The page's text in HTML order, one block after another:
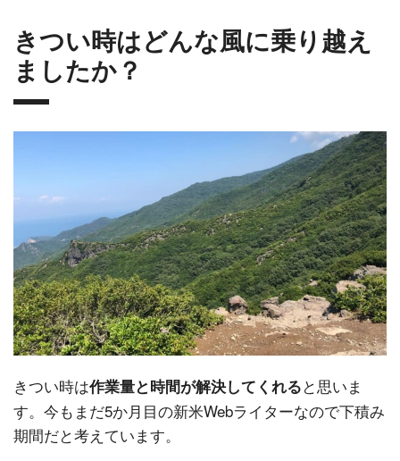
きつい時はどんな風に乗り越え
ましたか？
きつい時は作業量と時間が解決してくれると思いま
す。今もまだ5か月目の新米Webライターなので下積み
期間だと考えています。